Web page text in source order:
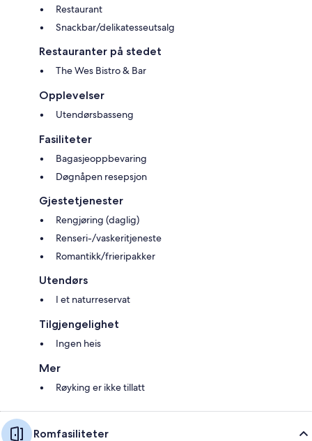
Restaurant
Snackbar/delikatesseutsalg
Restauranter på stedet
The Wes Bistro & Bar
Opplevelser
Utendørsbasseng
Fasiliteter
Bagasjeoppbevaring
Døgnåpen resepsjon
Gjestetjenester
Rengjøring (daglig)
Renseri-/vaskeritjeneste
Romantikk/frieripakker
Utendørs
I et naturreservat
Tilgjengelighet
Ingen heis
Mer
Røyking er ikke tillatt
Romfasiliteter